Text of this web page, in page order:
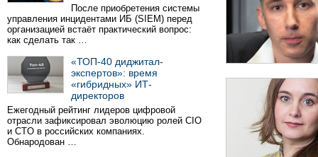
После приобретения системы
управления инцидентами ИБ (SIEM) перед
организацией встаёт практический вопрос:
как сделать так …
«ТОП-40 диджитал-
экспертов»: время
«гибридных» ИТ-
директоров
Ежегодный рейтинг лидеров цифровой
отрасли зафиксировал эволюцию ролей CIO
и CTO в российских компаниях.
Обнародован …